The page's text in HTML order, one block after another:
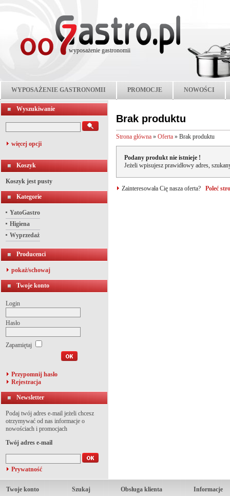
wyposażenie gastronomii
WYPOSAŻENIE GASTRONOMII PROMOCJE NOWOŚCI
Wyszukiwanie
więcej opcji
Koszyk
Koszyk jest pusty
Kategorie
YatoGastro
Higiena
Wyprzedaż
Producenci
pokaż/schowaj
Twoje konto
Login
Hasło
Zapamiętaj
Przypomnij hasło
Rejestracja
Newsletter
Podaj twój adres e-mail jeżeli chcesz
otrzymywać od nas informacje o
nowościach i promocjach
Twój adres e-mail
Prywatność
Brak produktu
Strona główna » Oferta » Brak produktu
Podany produkt nie istnieje !
Jeżeli wpisujesz prawidłowy adres,
Zainteresowała Cię nasza oferta? Poleć
Twoje konto
Szukaj
Obsługa klienta
Informacje